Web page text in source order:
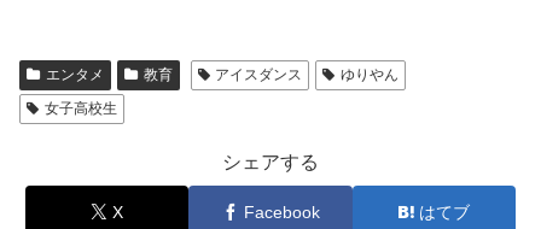
エンタメ 教育 アイスダンス
ゆりやん
女子高校生
シェアする
X Facebook はてブ